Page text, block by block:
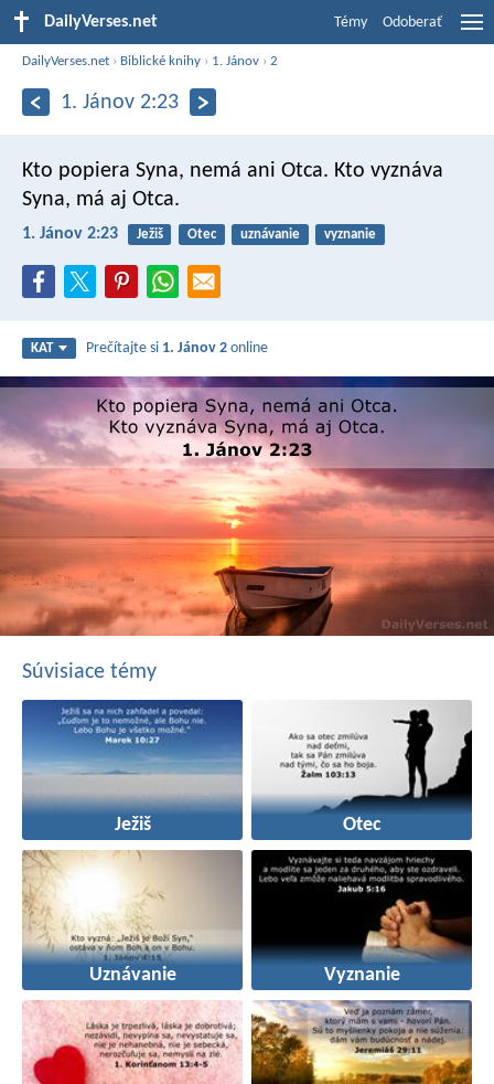
DailyVerses.net Témy Odoberať
DailyVerses.net › Biblické knihy › 1. Jánov ›2
1. Jánov 2:23
Kto popiera Syna, nemá ani Otca. Kto vyznáva
Syna, má aj Otca.
1. Jánov 2:23 Ježiš Otec uznávanie vyznanie
KAT Prečítajte si 1. Jánov 2 online
Súvisiace témy
Ježiš Otec
Uznávanie Vyznanie